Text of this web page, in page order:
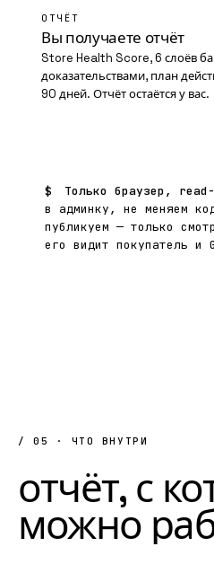
ОТЧЁТ
Вы получаете отчёт
Store Health Score, 6 слоёв
доказательствами, план
90 дней. Отчёт остаётся у вас.
$ Только браузер,
в админку, не меняем
публикуем — только
его видит покупатель и
/ 05 · ЧТО ВНУТРИ
отчёт, с
можно